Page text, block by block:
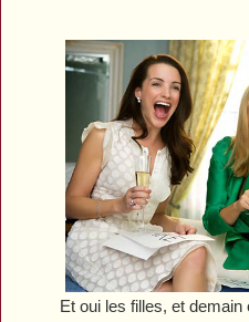
Et oui les filles, et